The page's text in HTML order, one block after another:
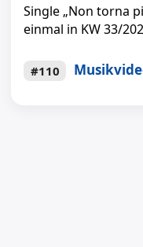
Single „Non torna
einmal in KW 33/
#110